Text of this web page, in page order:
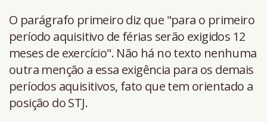
O parágrafo primeiro diz que "para o primeiro
período aquisitivo de férias serão exigidos 12
meses de exercício". Não há no texto nenhuma
outra menção a essa exigência para os demais
períodos aquisitivos, fato que tem orientado a
posição do STJ.